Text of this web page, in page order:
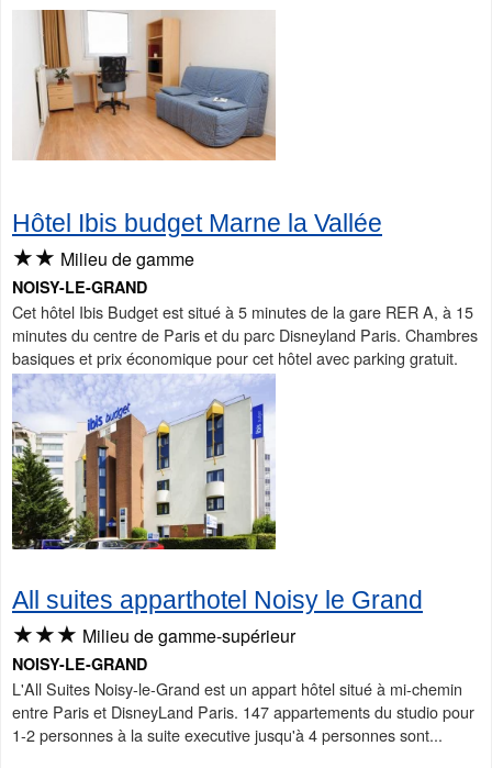
Hôtel Ibis budget Marne la Vallée
★★ Milieu de gamme
NOISY-LE-GRAND
Cet hôtel Ibis Budget est situé à 5 minutes de la gare RER A, à 15
minutes du centre de Paris et du parc Disneyland Paris. Chambres
basiques et prix économique pour cet hôtel avec parking gratuit.
All suites apparthotel Noisy le Grand
★★★ Milieu de gamme-supérieur
NOISY-LE-GRAND
L'All Suites Noisy-le-Grand est un appart hôtel situé à mi-chemin
entre Paris et DisneyLand Paris. 147 appartements du studio pour
1-2 personnes à la suite executive jusqu'à 4 personnes sont...